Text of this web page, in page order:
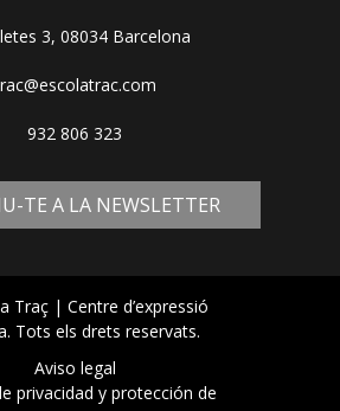
3, 08034 Barcelona
932 806 323
TE A LA NEWSLETTER
Traç | Centre d’expressió
Tots els drets reservats.
Aviso legal
privacidad y protección de